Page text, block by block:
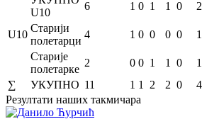
U10
U10
6 1 0 1 1 0
Старији
полетарци
4 1 0 0 0 0
Старије
полетарке
2 0 0 1 1 0
∑
УКУПНО 11 1 1 2 2 0
Резултати наших такмичара